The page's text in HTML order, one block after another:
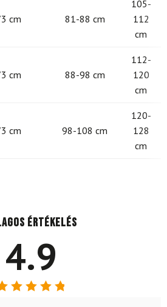
cm 81-88 cm
105-
112
cm
cm 88-98 cm
112-
120
cm
cm 98-108 cm
120-
128
cm
értékelés
4.9